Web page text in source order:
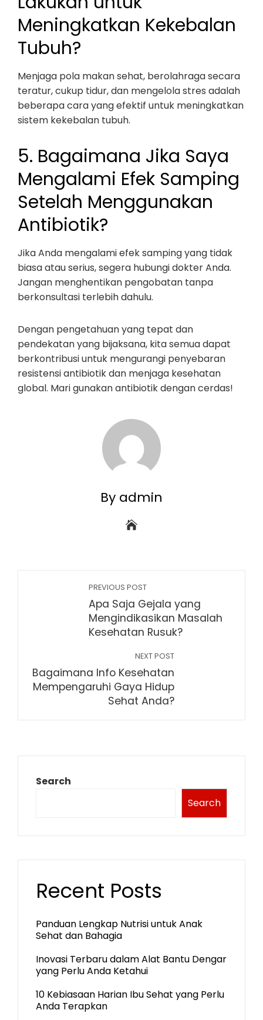
Meningkatkan Kekebalan
Tubuh?
Menjaga pola makan sehat, berolahraga secara
teratur, cukup tidur, dan mengelola stres adalah
beberapa cara yang efektif untuk meningkatkan
sistem kekebalan tubuh.
5. Bagaimana Jika Saya
Mengalami Efek Samping
Setelah Menggunakan
Antibiotik?
Jika Anda mengalami efek samping yang tidak
biasa atau serius, segera hubungi dokter Anda.
Jangan menghentikan pengobatan tanpa
berkonsultasi terlebih dahulu.
Dengan pengetahuan yang tepat dan
pendekatan yang bijaksana, kita semua dapat
berkontribusi untuk mengurangi penyebaran
resistensi antibiotik dan menjaga kesehatan
global. Mari gunakan antibiotik dengan cerdas!
By admin
PREVIOUS POST
Apa Saja Gejala yang
Mengindikasikan Masalah
Kesehatan Rusuk?
NEXT POST
Bagaimana Info Kesehatan
Mempengaruhi Gaya Hidup
Sehat Anda?
Search
Search
Recent Posts
Panduan Lengkap Nutrisi untuk Anak
Sehat dan Bahagia
Inovasi Terbaru dalam Alat Bantu Dengar
yang Perlu Anda Ketahui
10 Kebiasaan Harian Ibu Sehat yang Perlu
Anda Terapkan